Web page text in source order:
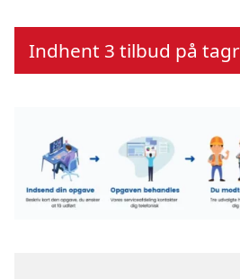
Indhent 3 tilbud på